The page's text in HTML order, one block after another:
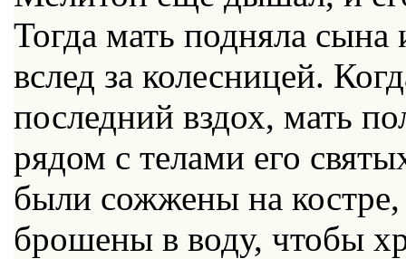
Тогда мать подняла сына
вслед за колесницей.
последний вздох, мать
рядом с телами его
были сожжены на
брошены в воду, чтобы